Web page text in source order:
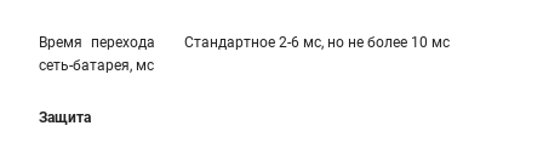
Время перехода
сеть-батарея, мс
Стандартное 2-6 мс, но не более 10 мс
Защита